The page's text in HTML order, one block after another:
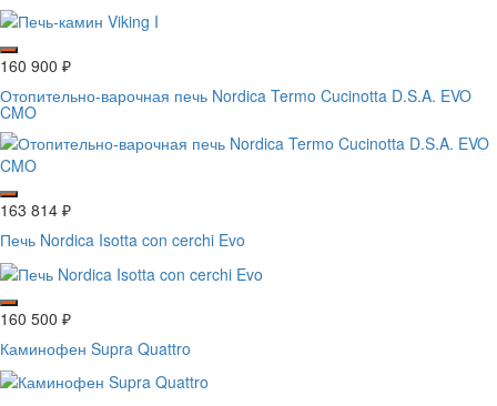
160 900 ₽
Отопительно-варочная печь Nordica Termo Cucinotta D.S.A. EVO
CMO
163 814 ₽
Печь Nordica Isotta con cerchi Evo
160 500 ₽
Каминофен Supra Quattro